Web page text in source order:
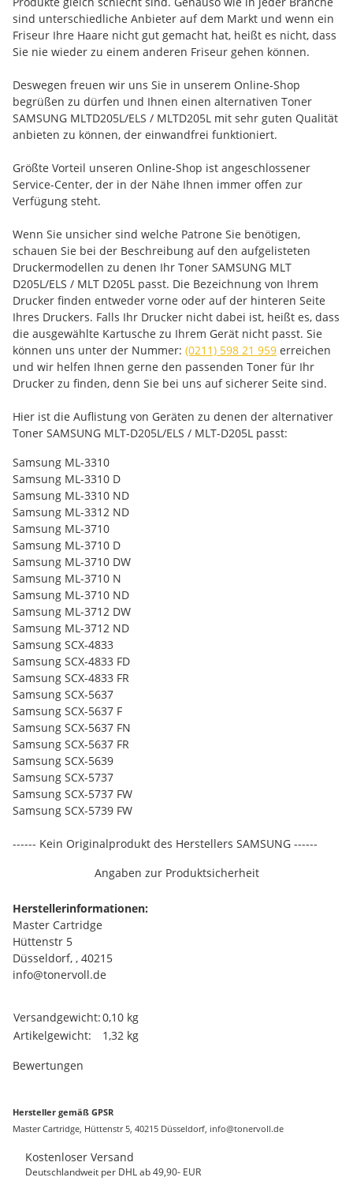
sind unterschiedliche Anbieter auf dem Markt und wenn ein
Friseur Ihre Haare nicht gut gemacht hat, heißt es nicht, dass
Sie nie wieder zu einem anderen Friseur gehen können.
Deswegen freuen wir uns Sie in unserem Online-Shop
begrüßen zu dürfen und Ihnen einen alternativen Toner
SAMSUNG MLTD205L/ELS / MLTD205L mit sehr guten Qualität
anbieten zu können, der einwandfrei funktioniert.
Größte Vorteil unseren Online-Shop ist angeschlossener
Service-Center, der in der Nähe Ihnen immer offen zur
Verfügung steht.
Wenn Sie unsicher sind welche Patrone Sie benötigen,
schauen Sie bei der Beschreibung auf den aufgelisteten
Druckermodellen zu denen Ihr Toner SAMSUNG MLT
D205L/ELS / MLT D205L passt. Die Bezeichnung von Ihrem
Drucker finden entweder vorne oder auf der hinteren Seite
Ihres Druckers. Falls Ihr Drucker nicht dabei ist, heißt es, dass
die ausgewählte Kartusche zu Ihrem Gerät nicht passt. Sie
können uns unter der Nummer: (0211) 598 21 959 erreichen
und wir helfen Ihnen gerne den passenden Toner für Ihr
Drucker zu finden, denn Sie bei uns auf sicherer Seite sind.
Hier ist die Auflistung von Geräten zu denen der alternativer
Toner SAMSUNG MLT-D205L/ELS / MLT-D205L passt:
Samsung ML-3310
Samsung ML-3310 D
Samsung ML-3310 ND
Samsung ML-3312 ND
Samsung ML-3710
Samsung ML-3710 D
Samsung ML-3710 DW
Samsung ML-3710 N
Samsung ML-3710 ND
Samsung ML-3712 DW
Samsung ML-3712 ND
Samsung SCX-4833
Samsung SCX-4833 FD
Samsung SCX-4833 FR
Samsung SCX-5637
Samsung SCX-5637 F
Samsung SCX-5637 FN
Samsung SCX-5637 FR
Samsung SCX-5639
Samsung SCX-5737
Samsung SCX-5737 FW
Samsung SCX-5739 FW
------ Kein Originalprodukt des Herstellers SAMSUNG ------
Angaben zur Produktsicherheit
Herstellerinformationen:
Master Cartridge
Hüttenstr 5
Düsseldorf, , 40215
info@tonervoll.de
Produkteigenschaft
Wert
Versandgewicht:0,10 kg
Artikelgewicht:
1,32 kg
Bewertungen
Hersteller gemäß GPSR
Master Cartridge, Hüttenstr 5, 40215 Düsseldorf, info@tonervoll.de
Kostenloser Versand
Deutschlandweit per DHL ab 49,90- EUR